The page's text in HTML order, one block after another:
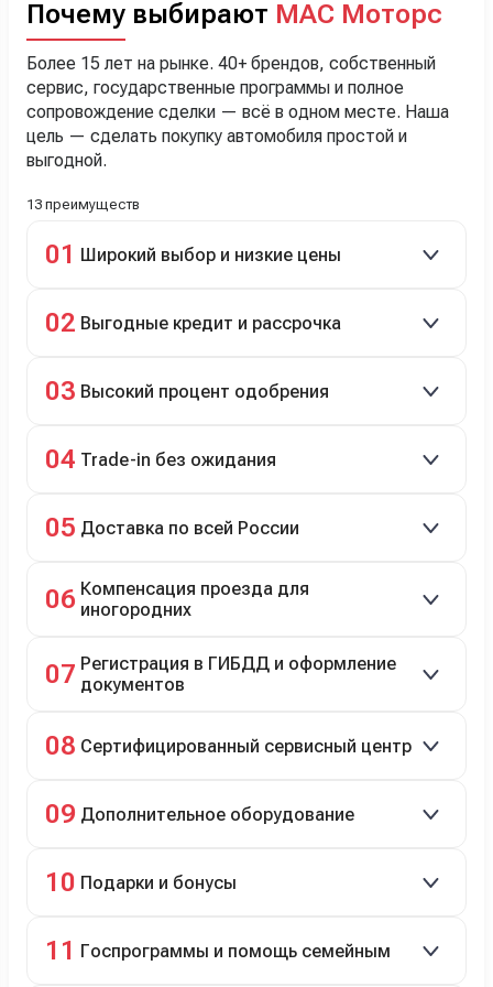
Почему выбирают МАС Моторс
Более 15 лет на рынке. 40+ брендов, собственный
сервис, государственные программы и полное
сопровождение сделки — всё в одном месте. Наша
цель — сделать покупку автомобиля простой и
выгодной.
13 преимуществ
01 Широкий выбор и низкие цены
подержанные авто.
02 Выгодные кредит и рассрочка
рассрочка 0% на 2 года при первом взносе 35–50%.
03 Высокий процент одобрения
04 Trade-in без ожидания
05 Доставка по всей России
06 Компенсация проезда для
иногородних
07 Регистрация в ГИБДД и оформление
документов
08 Сертифицированный сервисный центр
технический ремонт.
09 Дополнительное оборудование
10 Подарки и бонусы
программе лояльности.
11 Госпрограммы и помощь семейным